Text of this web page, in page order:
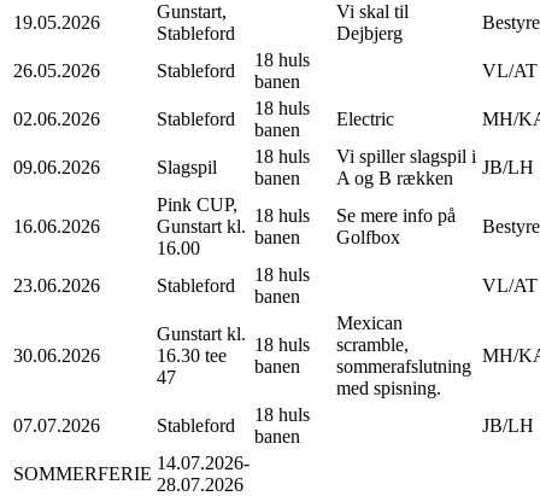
19.05.2026
Gunstart,
Stableford
Vi skal til
Dejbjerg
26.05.2026 Stableford
18 huls
banen
VL/AT
02.06.2026 Stableford
18 huls
banen
Electric MH/
09.06.2026 Slagspil
18 huls
banen
Vi spiller slagspil i
A og B rækken
JB/LH
16.06.2026
Pink CUP,
Gunstart kl.
16.00
18 huls
banen
Se mere info på
Golfbox
23.06.2026 Stableford
18 huls
banen
VL/AT
30.06.2026
Gunstart kl.
16.30 tee
47
18 huls
banen
Mexican
scramble,
sommerafslutning
med spisning.
MH/
07.07.2026 Stableford
18 huls
banen
JB/LH
SOMMERFERIE
14.07.2026-
28.07.2026